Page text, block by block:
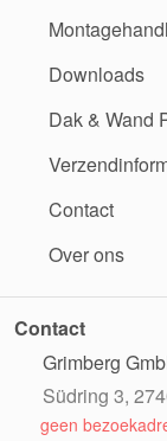
Downloads
Dak & Wand
Contact
Over ons
Contact
Grimberg
Südring 3,
geen